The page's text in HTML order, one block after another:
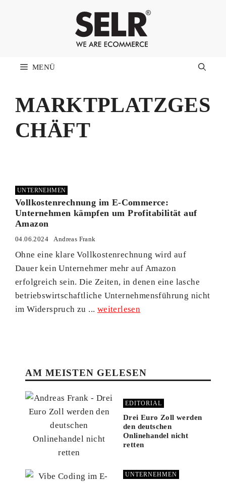
MENÜ
MARKTPLATZGES
CHÄFT
UNTERNEHMEN
Vollkostenrechnung im E-Commerce:
Unternehmen kämpfen um Profitabilität auf
Amazon
04.06.2024 Andreas Frank
Ohne eine klare Vollkostenrechnung wird auf
Dauer kein Unternehmer mehr auf Amazon
erfolgreich sein. Die Zeiten, in denen eine lasche
betriebswirtschaftliche Unternehmensführung nicht
im Widerspruch zu ... weiterlesen
AM MEISTEN GELESEN
EDITORIAL
Drei Euro Zoll werden
den deutschen
Onlinehandel nicht
retten
UNTERNEHMEN